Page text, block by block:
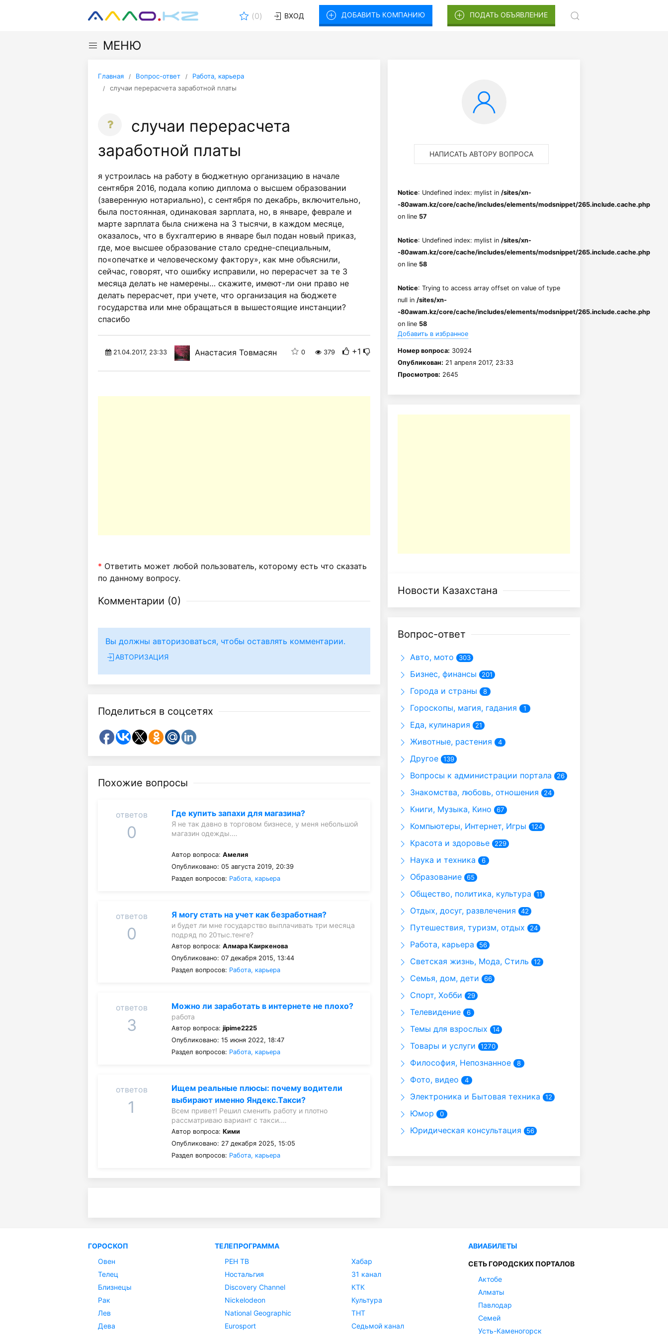
(0) ВХОД ДОБАВИТЬ КОМПАНИЮ ПОДАТЬ ОБЪЯВЛЕНИЕ
МЕНЮ
Главная Вопрос-ответ
Работа, карьера
случаи перерасчета заработной платы
случаи перерасчета
заработной платы
я устроилась на работу в бюджетную организацию в начале
сентября 2016, подала копию диплома о высшем образовании
(заверенную нотариально), с сентября по декабрь, включительно,
была постоянная, одинаковая зарплата, но, в январе, феврале и
марте зарплата была снижена на 3 тысячи, в каждом месяце,
оказалось, что в бухгалтерию в январе был подан новый приказ,
где, мое высшее образование стало средне-специальным,
по«опечатке и человеческому фактору», как мне объяснили,
сейчас, говорят, что ошибку исправили, но перерасчет за те 3
месяца делать не намерены… скажите, имеют-ли они право не
делать перерасчет, при учете, что организация на бюджете
государства или мне обращаться в вышестоящие инстанции?
спасибо
21.04.2017, 23:33 Анастасия Товмасян 0 379 +1
* Ответить может любой пользователь, которому есть что сказать
по данному вопросу.
Комментарии (0)
Вы должны авторизоваться, чтобы оставлять комментарии.
АВТОРИЗАЦИЯ
Поделиться в соцсетях
Похожие вопросы
ответов
0
Где купить запахи для магазина?
Я не так давно в торговом бизнесе, у меня небольшой
магазин одежды.…
Автор вопроса:Амелия
Опубликовано: 05 августа 2019, 20:39
Раздел вопросов: Работа, карьера
ответов
0
Я могу стать на учет как безработная?
и будет ли мне государство выплачивать три месяца
подряд по 20тыс.тенге?
Автор вопроса:Алмара Каиркенова
Опубликовано: 07 декабря 2015, 13:44
Раздел вопросов: Работа, карьера
ответов
3
Можно ли заработать в интернете не плохо?
работа
Автор вопроса:jipime2225
Опубликовано: 15 июня 2022, 18:47
Раздел вопросов: Работа, карьера
ответов
1
Ищем реальные плюсы: почему водители
выбирают именно Яндекс.Такси?
Всем привет! Решил сменить работу и плотно
рассматриваю вариант с такси.…
Автор вопроса:Кими
Опубликовано: 27 декабря 2025, 15:05
Раздел вопросов: Работа, карьера
НАПИСАТЬ АВТОРУ ВОПРОСА
Notice: Undefined index: mylist in /sites/xn-
-80awam.kz/core/cache/includes/elements/modsnippet/265.include.cache.php
on line 57
Notice: Undefined index: mylist in /sites/xn-
-80awam.kz/core/cache/includes/elements/modsnippet/265.include.cache.php
on line 58
Notice: Trying to access array offset on value of type
null in /sites/xn-
-80awam.kz/core/cache/includes/elements/modsnippet/265.include.cache.php
on line 58
Добавить в избранное
Номер вопроса: 30924
Опубликован: 21 апреля 2017, 23:33
Просмотров: 2645
Новости Казахстана
Вопрос-ответ
Авто, мото 303
Бизнес, финансы 201
Города и страны 8
Гороскопы, магия, гадания 1
Еда, кулинария 21
Животные, растения 4
Другое 139
Вопросы к администрации портала 26
Знакомства, любовь, отношения 24
Книги, Музыка, Кино 67
Компьютеры, Интернет, Игры 124
Красота и здоровье 229
Наука и техника 6
Образование 65
Общество, политика, культура 11
Отдых, досуг, развлечения 42
Путешествия, туризм, отдых 24
Работа, карьера 56
Светская жизнь, Мода, Стиль 12
Семья, дом, дети 66
Спорт, Хобби 29
Телевидение 6
Темы для взрослых 14
Товары и услуги 1270
Философия, Непознанное 8
Фото, видео 4
Электроника и Бытовая техника 12
Юмор 0
Юридическая консультация 56
ГОРОСКОП
Овен
Телец
Близнецы
Рак
Лев
Дева
ТЕЛЕПРОГРАММА
РЕН ТВ
Ностальгия
Discovery Channel
Nickelodeon
National Geographic
Eurosport
Хабар
31 канал
КТК
Культура
ТНТ
Седьмой канал
АВИАБИЛЕТЫ
СЕТЬ ГОРОДСКИХ ПОРТАЛОВ
Актобе
Алматы
Павлодар
Семей
Усть-Каменогорск